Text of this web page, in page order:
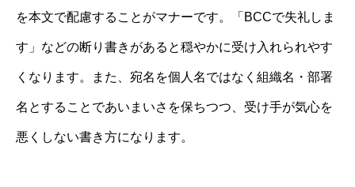
を本文で配慮することがマナーです。「BCCで失礼しま
す」などの断り書きがあると穏やかに受け入れられやす
くなります。また、宛名を個人名ではなく組織名・部署
名とすることであいまいさを保ちつつ、受け手が気心を
悪くしない書き方になります。